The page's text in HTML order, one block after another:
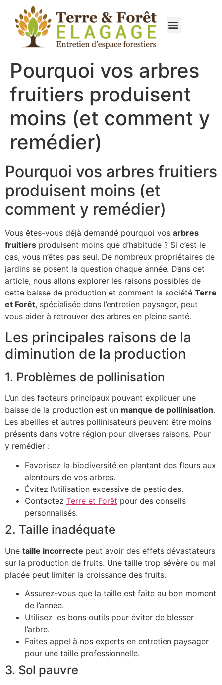
Pourquoi vos arbres
fruitiers produisent
moins (et comment y
remédier)
Pourquoi vos arbres fruitiers
produisent moins (et
comment y remédier)
Vous êtes-vous déjà demandé pourquoi vos arbres
fruitiers produisent moins que d’habitude ? Si c’est le
cas, vous n’êtes pas seul. De nombreux propriétaires de
jardins se posent la question chaque année. Dans cet
article, nous allons explorer les raisons possibles de
cette baisse de production et comment la société Terre
et Forêt, spécialisée dans l’entretien paysager, peut
vous aider à retrouver des arbres en pleine santé.
Les principales raisons de la
diminution de la production
1. Problèmes de pollinisation
L’un des facteurs principaux pouvant expliquer une
baisse de la production est un manque de pollinisation.
Les abeilles et autres pollinisateurs peuvent être moins
présents dans votre région pour diverses raisons. Pour
y remédier :
Favorisez la biodiversité en plantant des fleurs aux
alentours de vos arbres.
Évitez l’utilisation excessive de pesticides.
Contactez Terre et Forêt pour des conseils
personnalisés.
2. Taille inadéquate
Une taille incorrecte peut avoir des effets dévastateurs
sur la production de fruits. Une taille trop sévère ou mal
placée peut limiter la croissance des fruits.
Assurez-vous que la taille est faite au bon moment
de l’année.
Utilisez les bons outils pour éviter de blesser
l’arbre.
Faites appel à nos experts en entretien paysager
pour une taille professionnelle.
3. Sol pauvre